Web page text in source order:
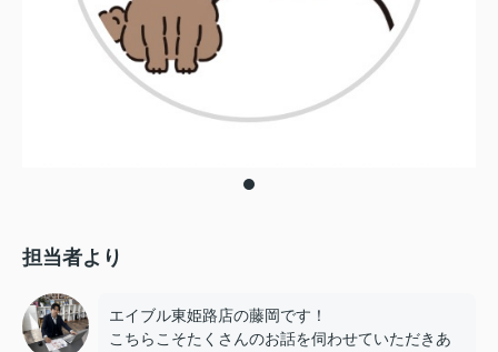
担当者より
エイブル東姫路店の藤岡です！
こちらこそたくさんのお話を伺わせていただきあ